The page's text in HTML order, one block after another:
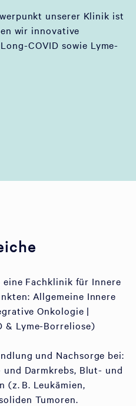
unserer Klinik ist
wir innovative
COVID sowie Lyme-
Fachklinik für Innere
Allgemeine Innere
Onkologie |
& Lyme-Borreliose)
und Nachsorge bei:
Darmkrebs, Blut- und
(z. B. Leukämien,
Tumoren.